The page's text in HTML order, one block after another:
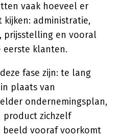
vaak hoeveel er
administratie,
prijsstelling en vooral
eerste klanten.
fase zijn: te lang
plaats van
ondernemingsplan,
product zichzelf
beeld vooraf voorkomt